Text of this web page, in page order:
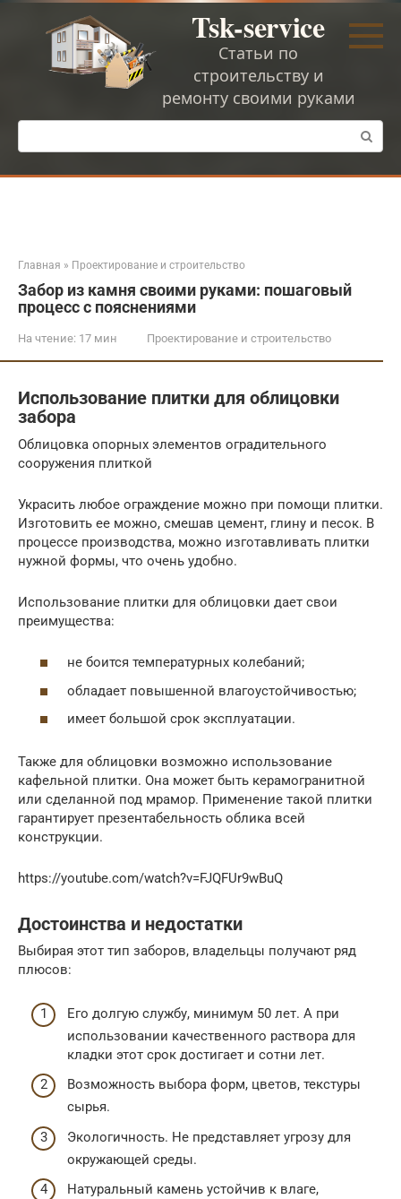
Перейти
Tsk-service
Статьи по
строительству и
ремонту своими руками
Поиск:
Главная » Проектирование и строительство
Забор из камня своими руками: пошаговый
процесс с пояснениями
На чтение: 17 мин Проектирование и строительство
Использование плитки для облицовки
забора
Облицовка опорных элементов оградительного
сооружения плиткой
Украсить любое ограждение можно при помощи плитки.
Изготовить ее можно, смешав цемент, глину и песок. В
процессе производства, можно изготавливать плитки
нужной формы, что очень удобно.
Использование плитки для облицовки дает свои
преимущества:
не боится температурных колебаний;
обладает повышенной влагоустойчивостью;
имеет большой срок эксплуатации.
Также для облицовки возможно использование
кафельной плитки. Она может быть керамогранитной
или сделанной под мрамор. Применение такой плитки
гарантирует презентабельность облика всей
конструкции.
https://youtube.com/watch?v=FJQFUr9wBuQ
Достоинства и недостатки
Выбирая этот тип заборов, владельцы получают ряд
плюсов:
Его долгую службу, минимум 50 лет. А при
использовании качественного раствора для
кладки этот срок достигает и сотни лет.
Возможность выбора форм, цветов, текстуры
сырья.
Экологичность. Не представляет угрозу для
окружающей среды.
Натуральный камень устойчив к влаге,